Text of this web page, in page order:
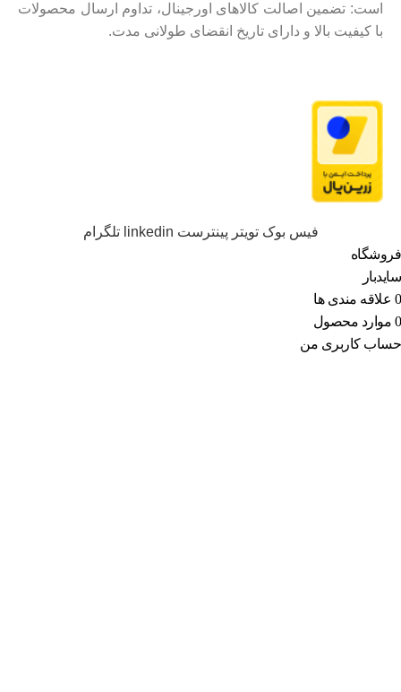
است: تضمین اصالت کالاهای اورجینال، تداوم ارسال محصولات
با کیفیت بالا و دارای تاریخ انقضای طولانی مدت.
فیس بوک تویتر پینترست linkedin تلگرام
فروشگاه
سایدبار
0 علاقه مندی ها
0 موارد محصول
حساب کاربری من